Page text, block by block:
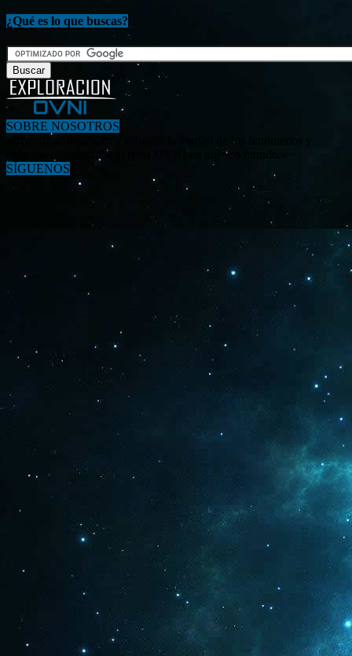
¿Qué es lo que buscas?
SOBRE NOSOTROS
«Investigar, descubrir y difundir la verdad de los fenómenos y
enigmas relacionados al tema OVNI en nuestro mundo.»
SÍGUENOS